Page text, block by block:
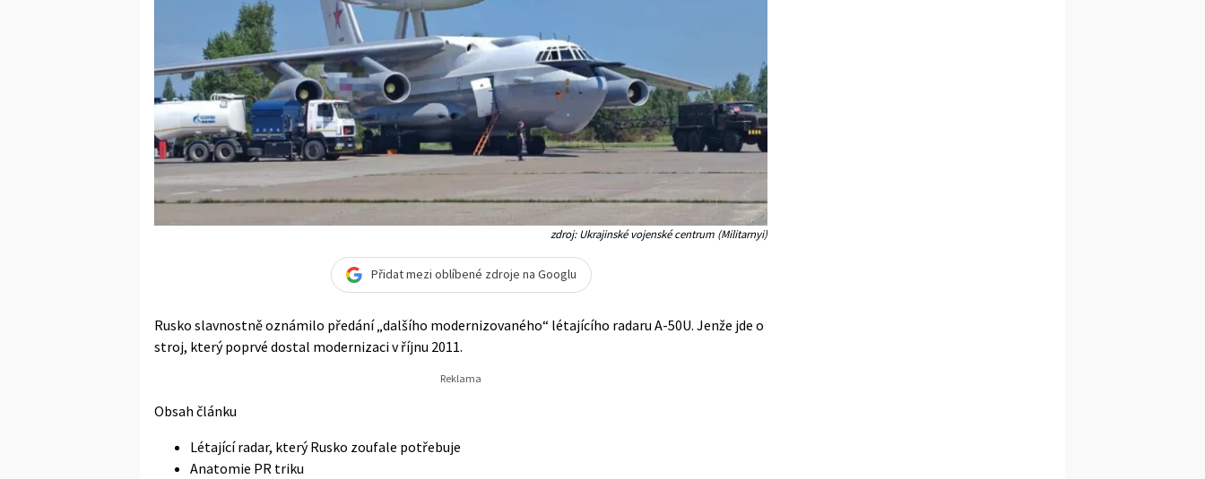
zdroj: Ukrajinské vojenské centrum (Militarnyi)
Přidat mezi oblíbené zdroje na Googlu
Rusko slavnostně oznámilo předání „dalšího modernizovaného“ létajícího radaru A-50U. Jenže jde o
stroj, který poprvé dostal modernizaci v říjnu 2011.
Obsah článku
Létající radar, který Rusko zoufale potřebuje
Anatomie PR triku